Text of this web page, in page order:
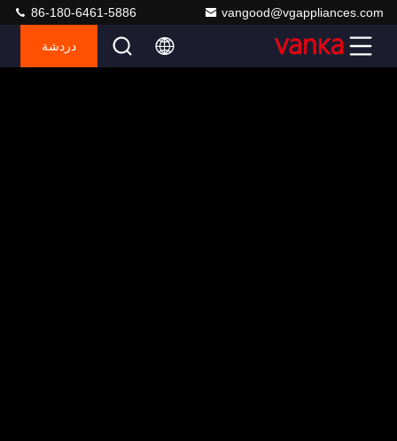
vangood@vgappliances.com
86-180-6461-5886
دردشة